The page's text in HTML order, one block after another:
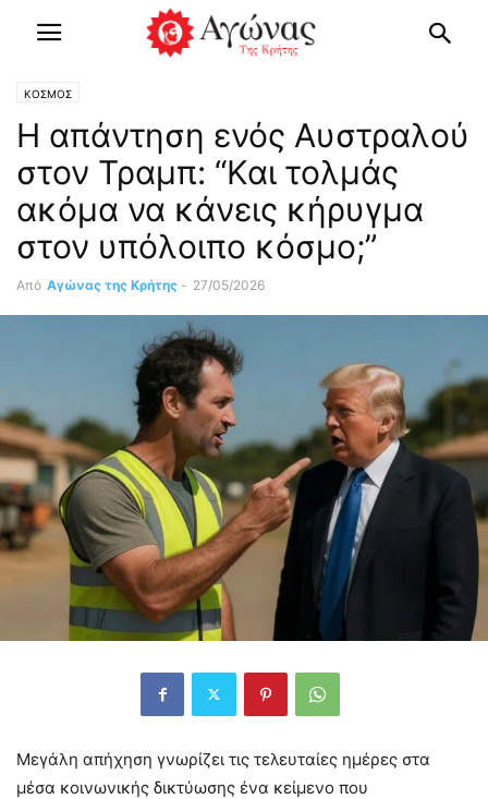
ΚΟΣΜΟΣ
Η απάντηση ενός Αυστραλού
στον Τραμπ: “Και τολμάς
ακόμα να κάνεις κήρυγμα
στον υπόλοιπο κόσμο;”
Από Αγώνας της Κρήτης - 27/05/2026
Μεγάλη απήχηση γνωρίζει τις τελευταίες ημέρες στα
μέσα κοινωνικής δικτύωσης ένα κείμενο που